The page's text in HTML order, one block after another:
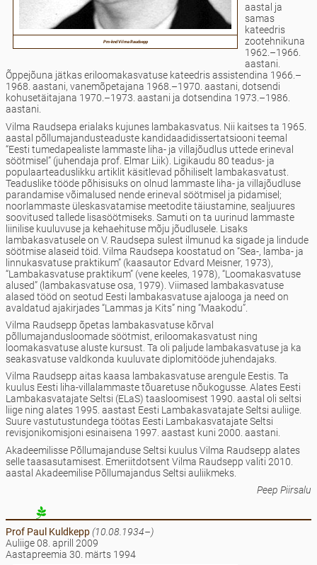
Pm-knd Vilma Raudsepp
aastal ja
samas
kateedris
zootehnikuna
1962.–1966.
aastani.
Õppejõuna jätkas eriloomakasvatuse kateedris assistendina 1966.–
1968. aastani, vanemõpetajana 1968.–1970. aastani, dotsendi
kohusetäitajana 1970.–1973. aastani ja dotsendina 1973.–1986.
aastani.
Vilma Raudsepa erialaks kujunes lambakasvatus. Nii kaitses ta 1965.
aastal põllumajandusteaduste kandidaadidissertatsiooni teemal
“Eesti tumedapealiste lammaste liha- ja villajõudlus uttede erineval
söötmisel” (juhendaja prof. Elmar Liik). Ligikaudu 80 teadus- ja
populaarteaduslikku artiklit käsitlevad põhiliselt lambakasvatust.
Teaduslike tööde põhisisuks on olnud lammaste liha- ja villajõudluse
parandamise võimalused nende erineval söötmisel ja pidamisel;
noorlammaste üleskasvatamise meetodite täiustamine, sealjuures
soovitused tallede lisasöötmiseks. Samuti on ta uurinud lammaste
liinilise kuuluvuse ja kehaehituse mõju jõudlusele. Lisaks
lambakasvatusele on V. Raudsepa sulest ilmunud ka sigade ja lindude
söötmise alaseid töid. Vilma Raudsepa koostatud on “Sea-, lamba- ja
linnukasvatuse praktikum” (kaasautor Edvard Meisner, 1973),
“Lambakasvatuse praktikum” (vene keeles, 1978), “Loomakasvatuse
alused” (lambakasvatuse osa, 1979). Viimased lambakasvatuse
alased tööd on seotud Eesti lambakasvatuse ajalooga ja need on
avaldatud ajakirjades “Lammas ja Kits” ning “Maakodu”.
Vilma Raudsepp õpetas lambakasvatuse kõrval
põllumajandusloomade söötmist, eriloomakasvatust ning
loomakasvatuse aluste kursust. Ta oli paljude lambakasvatuse ja ka
seakasvatuse valdkonda kuuluvate diplomitööde juhendajaks.
Vilma Raudsepp aitas kaasa lambakasvatuse arengule Eestis. Ta
kuulus Eesti liha-villalammaste tõuaretuse nõukogusse. Alates Eesti
Lambakasvatajate Seltsi (ELaS) taasloomisest 1990. aastal oli seltsi
liige ning alates 1995. aastast Eesti Lambakasvatajate Seltsi auliige.
Suure vastutustundega töötas Eesti Lambakasvatajate Seltsi
revisjonikomisjoni esinaisena 1997. aastast kuni 2000. aastani.
Akadeemilisse Põllumajanduse Seltsi kuulus Vilma Raudsepp alates
selle taasasutamisest. Emeriitdotsent Vilma Raudsepp valiti 2010.
aastal Akadeemilise Põllumajandus Seltsi auliikmeks.
Peep Piirsalu
Prof Paul Kuldkepp(10.08.1934–)
Auliige 08. aprill 2009
Aastapreemia 30. märts 1994